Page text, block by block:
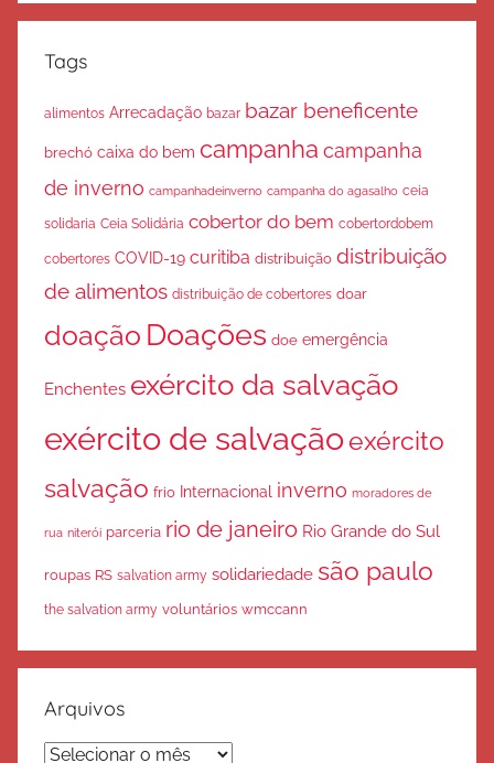
Tags
alimentos Arrecadação bazar bazar beneficente
brechó caixa do bem campanha campanha
de inverno campanhadeinverno campanha do agasalho ceia
solidaria Ceia Solidária cobertor do bem cobertordobem
cobertores COVID-19 curitiba distribuição distribuição
de alimentos distribuição de cobertores doar
doação Doações doe emergência
Enchentes exército da salvação
exército de salvaçãoexército
salvação frio Internacional inverno moradores de
rua niterói parceria rio de janeiro Rio Grande do Sul
roupas RS salvation army solidariedade são paulo
the salvation army voluntários wmccann
Arquivos
Arquivos